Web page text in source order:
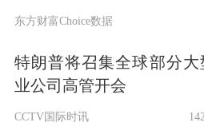
营的整治工作，禁止
境内投资者及为其开
中出现的个别境外机
变相非法展业问题，
东方财富Choice数据
特朗普将召集全球部分大
业公司高管开会
CCTV国际时讯